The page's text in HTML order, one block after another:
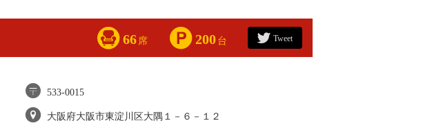
66 席 200 台 Tweet
533-0015
大阪府大阪市東淀川区大隅１－６－１２